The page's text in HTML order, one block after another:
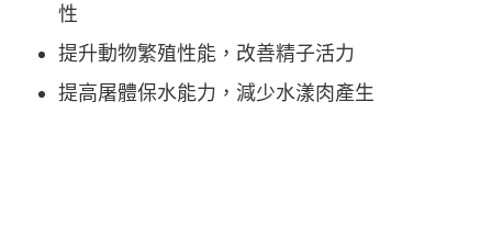
性
提升動物繁殖性能，改善精子活力
提高屠體保水能力，減少水漾肉產生